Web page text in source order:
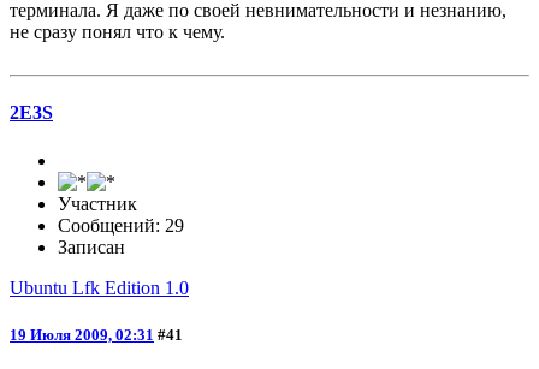
терминала. Я даже по своей невнимательности и незнанию,
не сразу понял что к чему.
2E3S
Участник
Сообщений: 29
Записан
Ubuntu Lfk Edition 1.0
19 Июля 2009, 02:31 #41